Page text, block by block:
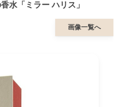
水「ミラー ハリス」
画像一覧へ